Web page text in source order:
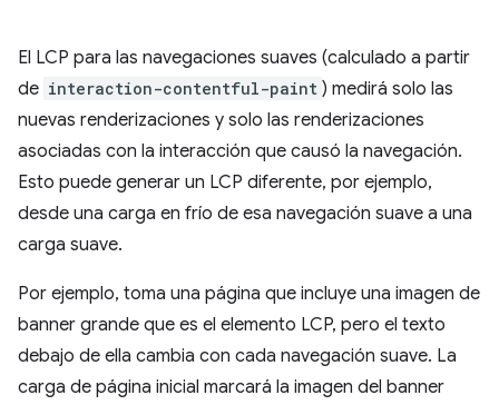
El LCP para las navegaciones suaves (calculado a partir
de interaction-contentful-paint ) medirá solo las
nuevas renderizaciones y solo las renderizaciones
asociadas con la interacción que causó la navegación.
Esto puede generar un LCP diferente, por ejemplo,
desde una carga en frío de esa navegación suave a una
carga suave.
Por ejemplo, toma una página que incluye una imagen de
banner grande que es el elemento LCP, pero el texto
debajo de ella cambia con cada navegación suave. La
carga de página inicial marcará la imagen del banner